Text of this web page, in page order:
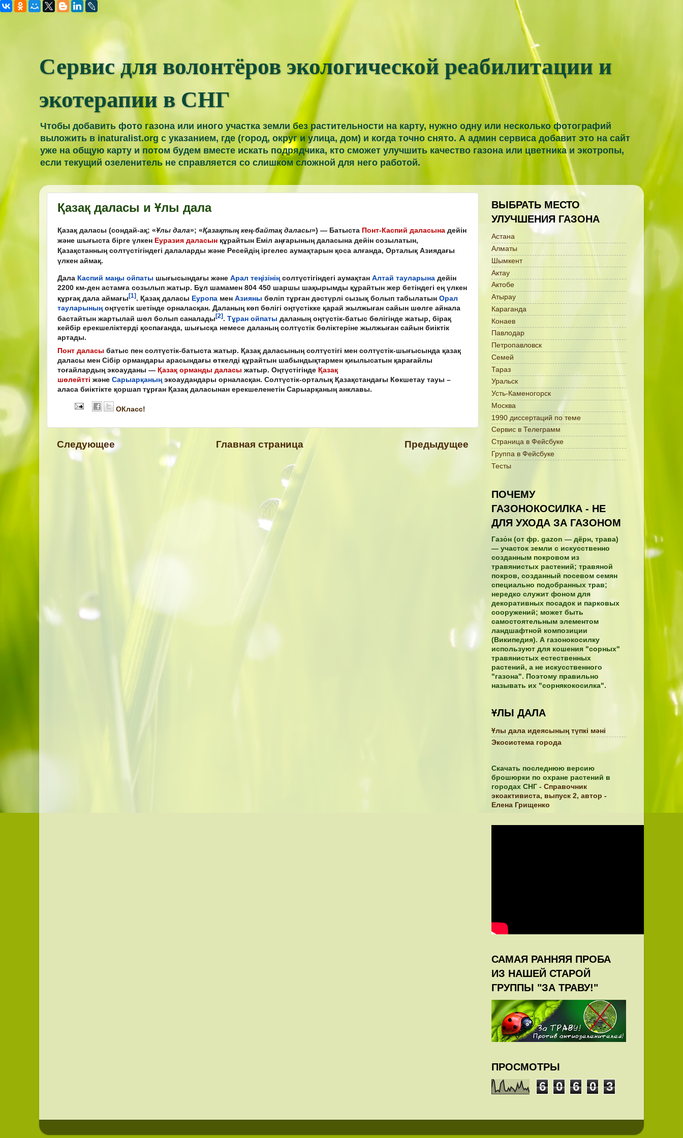
Сервис для волонтёров экологической реабилитации и
экотерапии в СНГ
Чтобы добавить фото газона или иного участка земли без растительности на карту, нужно одну или несколько фотографий
выложить в inaturalist.org с указанием, где (город, округ и улица, дом) и когда точно снято. А админ сервиса добавит это на сайт
уже на общую карту и потом будем вместе искать подрядчика, кто сможет улучшить качество газона или цветника и экотропы,
если текущий озеленитель не справляется со слишком сложной для него работой.
Қазақ даласы и Ұлы дала
Қазақ даласы (сондай-ақ; «Ұлы дала»; «Қазақтың кең-байтақ даласы») — Батыста Понт-Каспий даласына дейін
және шығыста бірге үлкен Еуразия даласын құрайтын Еміл аңғарының даласына дейін созылатын,
Қазақстанның солтүстігіндегі далаларды және Ресейдің іргелес аумақтарын қоса алғанда, Орталық Азиядағы
үлкен аймақ.
Дала Каспий маңы ойпаты шығысындағы және Арал теңізінің солтүстігіндегі аумақтан Алтай тауларына дейін
2200 км-ден астамға созылып жатыр. Бұл шамамен 804 450 шаршы шақырымды құрайтын жер бетіндегі ең үлкен
құрғақ дала аймағы[1]. Қазақ даласы Еуропа мен Азияны бөліп тұрған дәстүрлі сызық болып табылатын Орал
тауларының оңтүстік шетінде орналасқан. Даланың көп бөлігі оңтүстікке қарай жылжыған сайын шөлге айнала
бастайтын жартылай шөл болып саналады[2] Тұран ойпаты даланың оңтүстік-батыс бөлігінде жатыр, бірақ
кейбір ерекшеліктерді қоспағанда, шығысқа немесе даланың солтүстік бөліктеріне жылжыған сайын биіктік
артады.
Понт даласы батыс пен солтүстік-батыста жатыр. Қазақ даласының солтүстігі мен солтүстік-шығысында қазақ
даласы мен Сібір ормандары арасындағы өткелді құрайтын шабындықтармен қиылысатын қарағайлы
тоғайлардың экоауданы — Қазақ орманды даласы жатыр. Оңтүстігінде Қазақ
шөлейтті және Сарыарқаның экоаудандары орналасқан. Солтүстік-орталық Қазақстандағы Көкшетау тауы –
аласа биіктікте қоршап тұрған Қазақ даласынан ерекшеленетін Сарыарқаның анклавы.
ОКласс!
Следующее Предыдущее
Главная страница
ВЫБРАТЬ МЕСТО
УЛУЧШЕНИЯ ГАЗОНА
Астана
Алматы
Шымкент
Актау
Актобе
Атырау
Караганда
Конаев
Павлодар
Петропавловск
Семей
Тараз
Уральск
Усть-Каменогорск
Москва
1990 диссертаций по теме
Сервис в Телеграмм
Страница в Фейсбуке
Группа в Фейсбуке
Тесты
ПОЧЕМУ
ГАЗОНОКОСИЛКА - НЕ
ДЛЯ УХОДА ЗА ГАЗОНОМ
Газо́н (от фр. gazon — дёрн, трава)
— участок земли с искусственно
созданным покровом из
травянистых растений; травяной
покров, созданный посевом семян
специально подобранных трав;
нередко служит фоном для
декоративных посадок и парковых
сооружений; может быть
самостоятельным элементом
ландшафтной композиции
(Википедия). А газонокосилку
используют для кошения "сорных"
травянистых естественных
растений, а не искусственного
"газона". Поэтому правильно
называть их "сорнякокосилка".
ҰЛЫ ДАЛА
Ұлы дала идеясының түпкі мәні
Экосистема города
Скачать последнюю версию
брошюрки по охране растений в
городах СНГ - Справочник
экоактивиста, выпуск 2, автор -
Елена Грищенко
САМАЯ РАННЯЯ ПРОБА
ИЗ НАШЕЙ СТАРОЙ
ГРУППЫ "ЗА ТРАВУ!"
ПРОСМОТРЫ
6 0 6 0 3